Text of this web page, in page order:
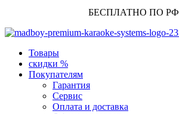
БЕСПЛАТНО ПО РФ
Товары
скидки %
Покупателям
Гарантия
Сервис
Оплата и доставка